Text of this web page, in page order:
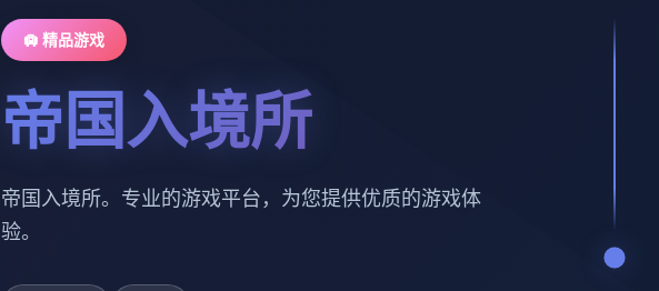
🛄 精品游戏
帝国入境所
帝国入境所。专业的游戏平台，为您提供优质的游戏体
验。